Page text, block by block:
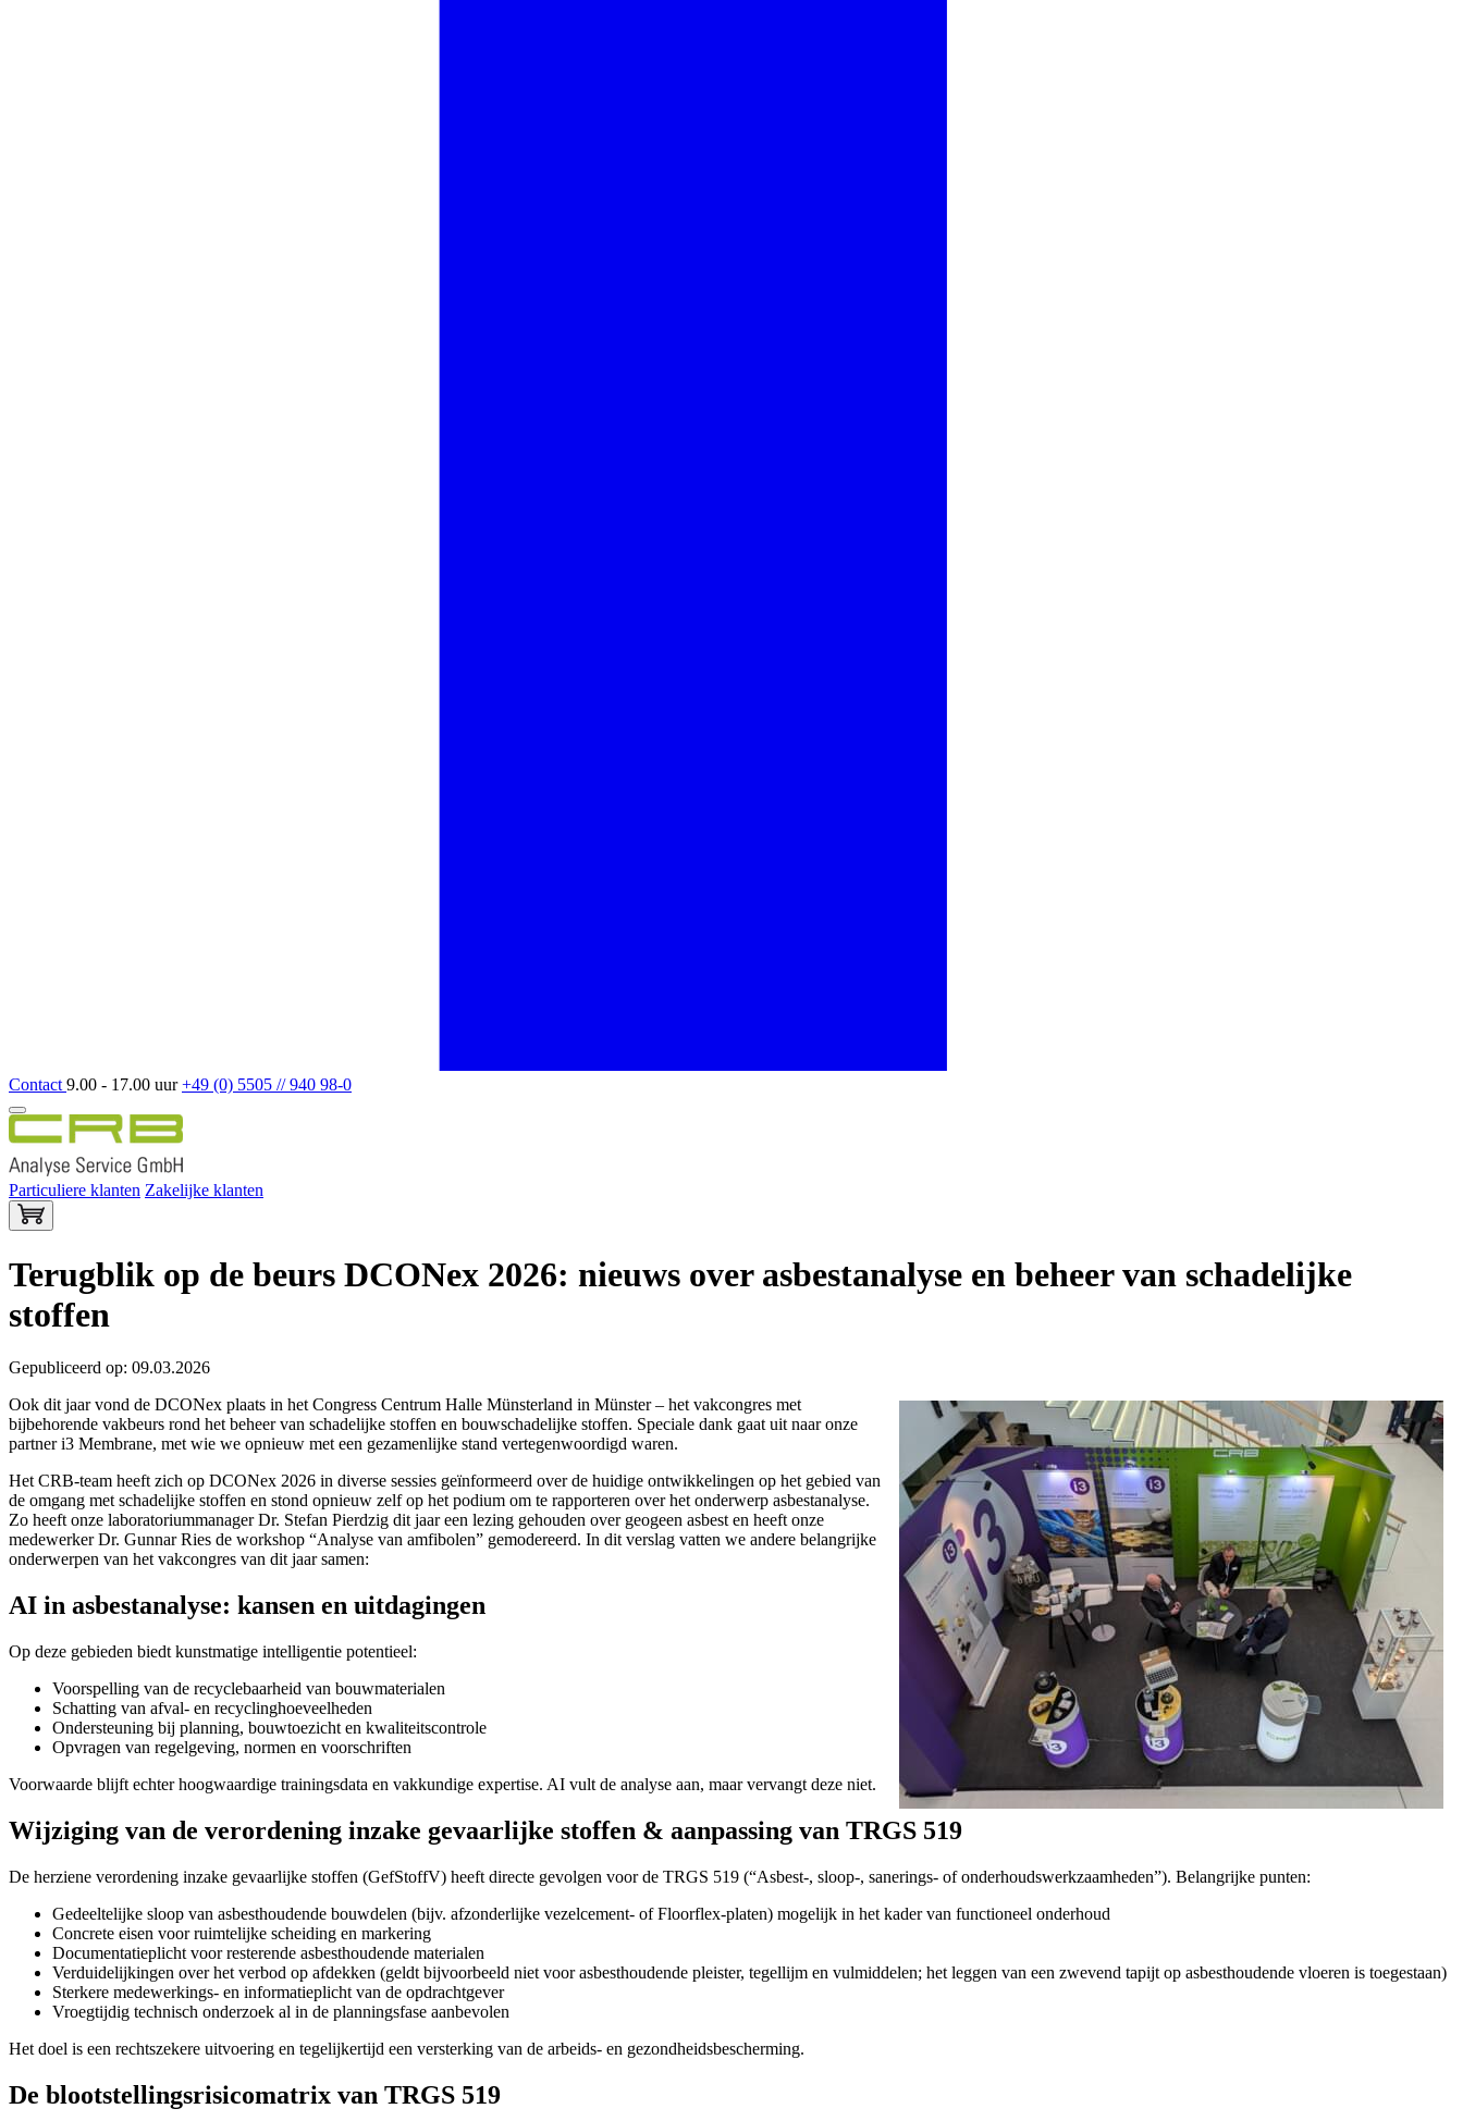
Contact 9.00 - 17.00 uur+49 (0) 5505 // 940 98-0
Particuliere klanten Zakelijke klanten
Terugblik op de beurs DCONex 2026: nieuws over asbestanalyse en beheer van schadelijke
stoffen
Gepubliceerd op: 09.03.2026
Ook dit jaar vond de DCONex plaats in het Congress Centrum Halle Münsterland in Münster – het vakcongres met
bijbehorende vakbeurs rond het beheer van schadelijke stoffen en bouwschadelijke stoffen. Speciale dank gaat uit naar onze
partner i3 Membrane, met wie we opnieuw met een gezamenlijke stand vertegenwoordigd waren.
Het CRB-team heeft zich op DCONex 2026 in diverse sessies geïnformeerd over de huidige ontwikkelingen op het gebied van
de omgang met schadelijke stoffen en stond opnieuw zelf op het podium om te rapporteren over het onderwerp asbestanalyse.
Zo heeft onze laboratoriummanager Dr. Stefan Pierdzig dit jaar een lezing gehouden over geogeen asbest en heeft onze
medewerker Dr. Gunnar Ries de workshop “Analyse van amfibolen” gemodereerd. In dit verslag vatten we andere belangrijke
onderwerpen van het vakcongres van dit jaar samen:
AI in asbestanalyse: kansen en uitdagingen
Op deze gebieden biedt kunstmatige intelligentie potentieel:
Voorspelling van de recyclebaarheid van bouwmaterialen
Schatting van afval- en recyclinghoeveelheden
Ondersteuning bij planning, bouwtoezicht en kwaliteitscontrole
Opvragen van regelgeving, normen en voorschriften
Voorwaarde blijft echter hoogwaardige trainingsdata en vakkundige expertise. AI vult de analyse aan, maar vervangt deze niet.
Wijziging van de verordening inzake gevaarlijke stoffen & aanpassing van TRGS 519
De herziene verordening inzake gevaarlijke stoffen (GefStoffV) heeft directe gevolgen voor de TRGS 519 (“Asbest-, sloop-, sanerings- of onderhoudswerkzaamheden”). Belangrijke punten:
Gedeeltelijke sloop van asbesthoudende bouwdelen (bijv. afzonderlijke vezelcement- of Floorflex-platen) mogelijk in het kader van functioneel onderhoud
Concrete eisen voor ruimtelijke scheiding en markering
Documentatieplicht voor resterende asbesthoudende materialen
Verduidelijkingen over het verbod op afdekken (geldt bijvoorbeeld niet voor asbesthoudende pleister, tegellijm en vulmiddelen; het leggen van een zwevend tapijt op asbesthoudende vloeren is toegestaan)
Sterkere medewerkings- en informatieplicht van de opdrachtgever
Vroegtijdig technisch onderzoek al in de planningsfase aanbevolen
Het doel is een rechtszekere uitvoering en tegelijkertijd een versterking van de arbeids- en gezondheidsbescherming.
De blootstellingsrisicomatrix van TRGS 519